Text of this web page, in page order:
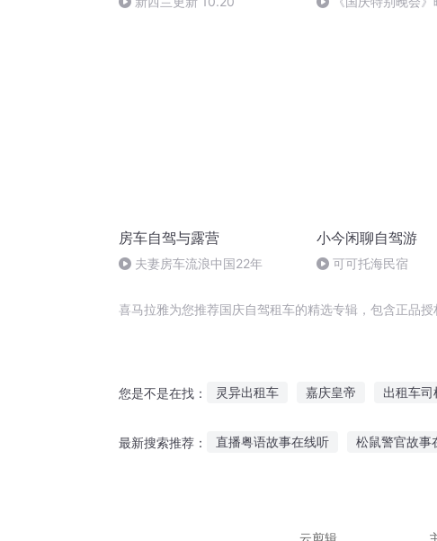
房车自驾与露营
夫妻房车流浪中国22年
小今闲聊自驾游
可可托海民宿
喜马拉雅为您推荐国庆自驾租车的精选专辑，包含正品
您是不是在找： 灵异出租车 嘉庆皇帝 出租车
最新搜索推荐： 直播粤语故事在线听 松鼠警官故事
云剪辑